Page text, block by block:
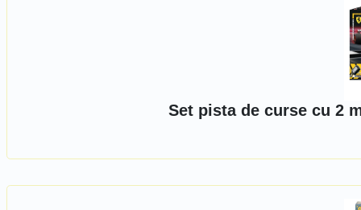
Set pista de curse cu 2